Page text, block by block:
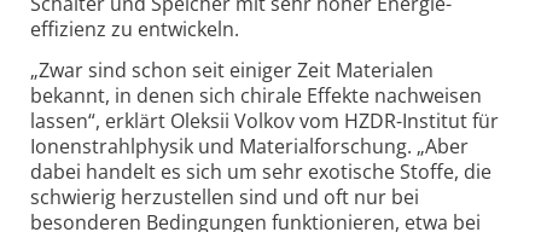
effizienz zu entwickeln.
„Zwar sind schon seit einiger Zeit Materialen
bekannt, in denen sich chirale Effekte nachweisen
lassen“, erklärt Oleksii Volkov vom HZDR-Institut für
Ionenstrahlphysik und Materialforschung. „Aber
dabei handelt es sich um sehr exotische Stoffe, die
schwierig herzustellen sind und oft nur bei
besonderen Bedingungen funktionieren, etwa bei